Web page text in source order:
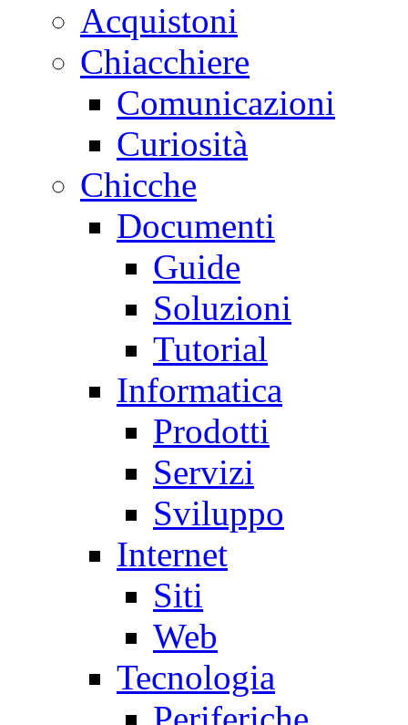
Acquistoni
Chiacchiere
Comunicazioni
Curiosità
Chicche
Documenti
Guide
Soluzioni
Tutorial
Informatica
Prodotti
Servizi
Sviluppo
Internet
Siti
Web
Tecnologia